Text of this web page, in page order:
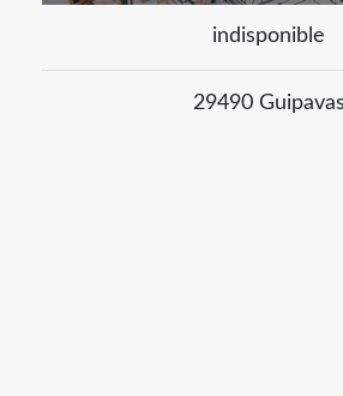
indisponible
29490 Guipavas